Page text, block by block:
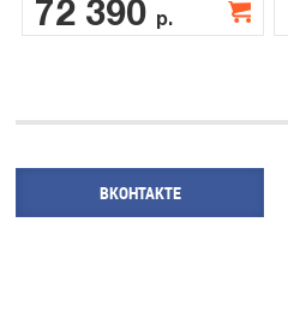
72 390 р.
ВКОНТАКТЕ